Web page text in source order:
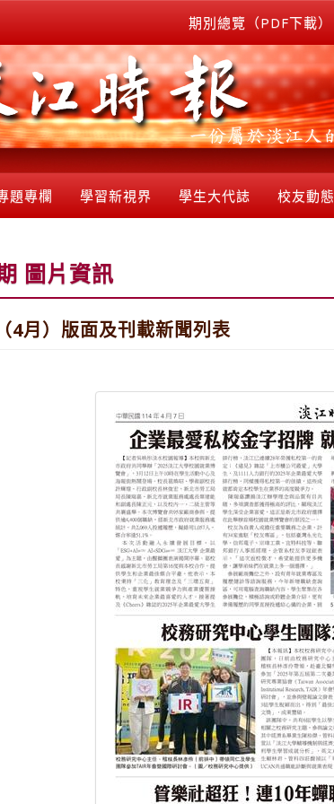
期別總覽（PDF下載）
題專欄 學習新視界 學生大代誌 校友動態
圖片資訊
4月）版面及刊載新聞列表